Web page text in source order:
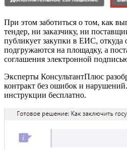
При этом заботиться о том, как
тендер, ни заказчику, ни
публикует закупки в ЕИС, откуда
подгружаются на площадку, а
соглашения электронной
Эксперты КонсультантПлюс
контракт без ошибок и
инструкции бесплатно.